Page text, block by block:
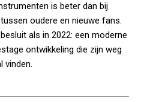
is beter dan bij
oudere en nieuwe fans.
als in 2022: een moderne
ontwikkeling die zijn weg
vinden.